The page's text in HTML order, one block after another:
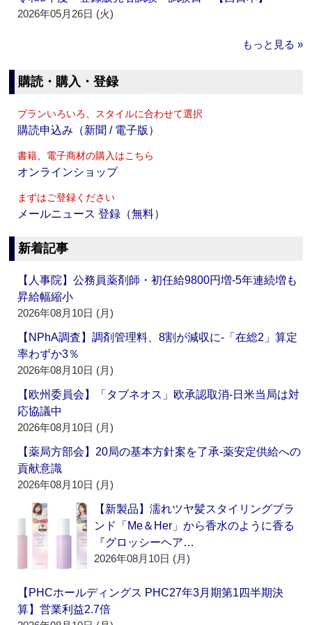
2026年05月26日 (火)
もっと見る »
購読・購入・登録
プランいろいろ、スタイルに合わせて選択
購読申込み（新聞 / 電子版）
書籍、電子商材の購入はこちら
オンラインショップ
まずはご登録ください
メールニュース 登録（無料）
新着記事
【人事院】公務員薬剤師・初任給9800円増‐5年連続増も
昇給幅縮小
2026年08月10日 (月)
【NPhA調査】調剤管理料、8割が減収に‐「在総2」算定
率わずか3％
2026年08月10日 (月)
【欧州委員会】「タブネオス」欧承認取消‐日米当局は対
応協議中
2026年08月10日 (月)
【薬局方部会】20局の基本方針案を了承‐薬安定供給への
貢献意識
2026年08月10日 (月)
【新製品】濡れツヤ髪スタイリングブラ
ンド「Me＆Her」から香水のように香る
『グロッシーヘア…
2026年08月10日 (月)
【PHCホールディングス PHC27年3月期第1四半期決
算】営業利益2.7倍